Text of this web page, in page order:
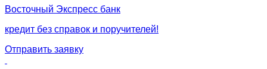
Восточный Экспресс банк
кредит без справок и поручителей!
Отправить заявку